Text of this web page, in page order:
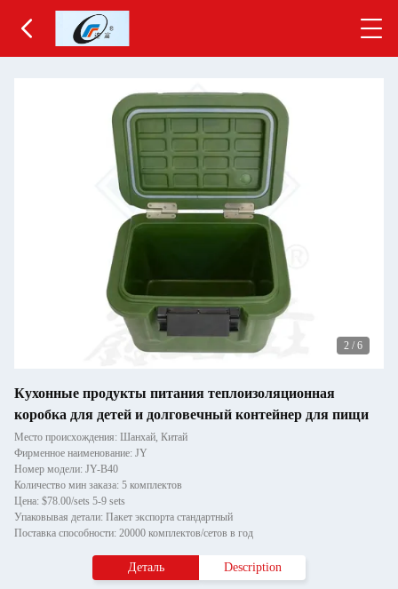
2 / 6
Кухонные продукты питания теплоизоляционная
коробка для детей и долговечный контейнер для пищи
Место происхождения: Шанхай, Китай
Фирменное наименование: JY
Номер модели: JY-B40
Количество мин заказа: 5 комплектов
Цена: $78.00/sets 5-9 sets
Упаковывая детали: Пакет экспорта стандартный
Поставка способности: 20000 комплектов/сетов в год
Деталь Description